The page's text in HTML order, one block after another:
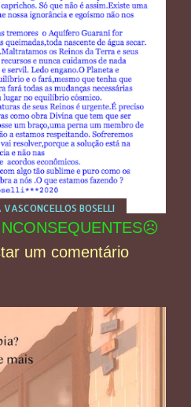
BOSELLI
um comentário